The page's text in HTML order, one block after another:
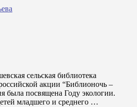
сельская библиотека
акции “Библионочь –
была посвящена Году экологии.
младшего и среднего …